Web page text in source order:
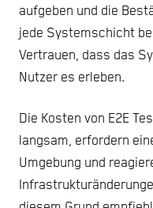
aufgeben und die
jede Systemschicht
Vertrauen, dass das
Nutzer es erleben.
Die Kosten von E2E
langsam, erfordern
Umgebung und